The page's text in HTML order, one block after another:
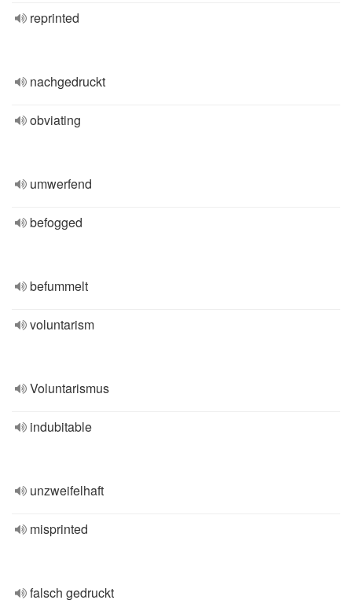
reprinted
nachgedruckt
obviating
umwerfend
befogged
befummelt
voluntarism
Voluntarismus
indubitable
unzweifelhaft
misprinted
falsch gedruckt